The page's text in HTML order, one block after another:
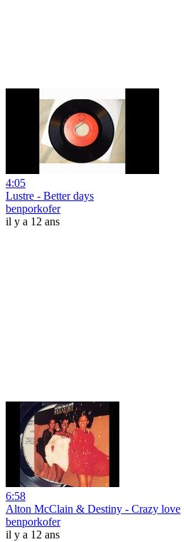
4:05
Lustre - Better days
benporkofer
il y a 12 ans
6:58
Alton McClain & Destiny - Crazy love
benporkofer
il y a 12 ans